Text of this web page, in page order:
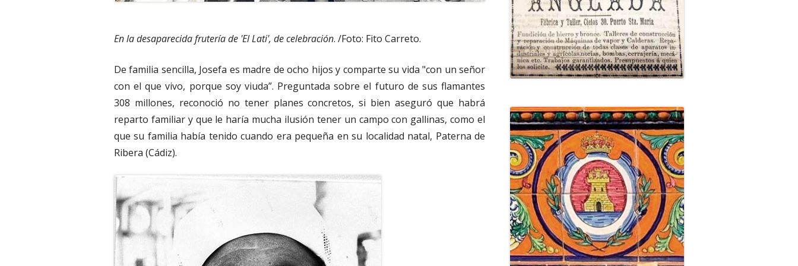
En la desaparecida frutería de 'El Lati', de celebración. /Foto: Fito Carreto.
De familia sencilla, Josefa es madre de ocho hijos y comparte su vida "con un señor
con el que vivo, porque soy viuda”. Preguntada sobre el futuro de sus flamantes
308 millones, reconoció no tener planes concretos, si bien aseguró que habrá
reparto familiar y que le haría mucha ilusión tener un campo con gallinas, como el
que su familia había tenido cuando era pequeña en su localidad natal, Paterna de
Ribera (Cádiz).